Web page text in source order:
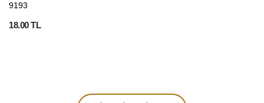
9193
18.00 TL